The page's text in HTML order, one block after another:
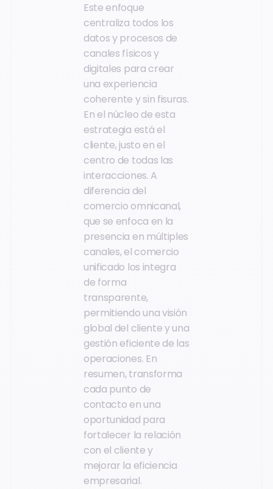
Este enfoque
centraliza todos los
datos y procesos de
canales físicos y
digitales para crear
una experiencia
coherente y sin fisuras.
En el núcleo de esta
estrategia está el
cliente, justo en el
centro de todas las
interacciones. A
diferencia del
comercio omnicanal,
que se enfoca en la
presencia en múltiples
canales, el comercio
unificado los integra
de forma
transparente,
permitiendo una visión
global del cliente y una
gestión eficiente de las
operaciones. En
resumen, transforma
cada punto de
contacto en una
oportunidad para
fortalecer la relación
con el cliente y
mejorar la eficiencia
empresarial.